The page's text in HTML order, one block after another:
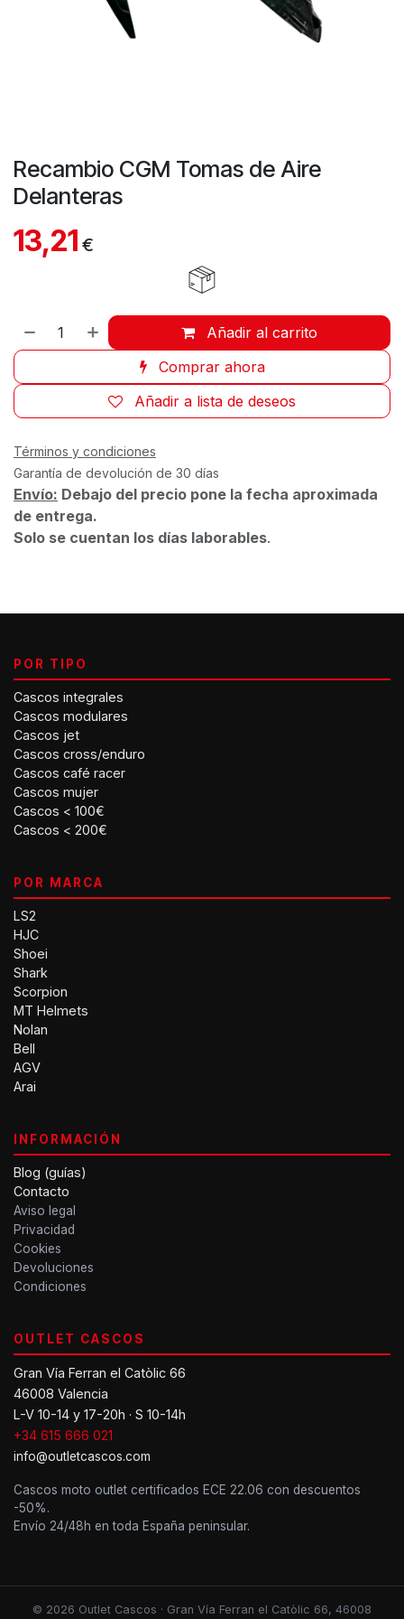
Recambio CGM Tomas de Aire
Delanteras
13,21 €
Añadir al carrito
Comprar ahora
Añadir a lista de deseos
Términos y condiciones
Garantía de devolución de 30 días
Envío: Debajo del precio pone la fecha aproximada
de entrega.
Solo se cuentan los días laborables.
POR TIPO
Cascos integrales
Cascos modulares
Cascos jet
Cascos cross/enduro
Cascos café racer
Cascos mujer
Cascos < 100€
Cascos < 200€
POR MARCA
LS2
HJC
Shoei
Shark
Scorpion
MT Helmets
Nolan
Bell
AGV
Arai
INFORMACIÓN
Blog (guías)
Contacto
Aviso legal
Privacidad
Cookies
Devoluciones
Condiciones
OUTLET CASCOS
Gran Vía Ferran el Catòlic 66
46008 Valencia
L-V 10-14 y 17-20h · S 10-14h
+34 615 666 021
info@outletcascos.com
Cascos moto outlet certificados ECE 22.06 con descuentos
-50%.
Envío 24/48h en toda España peninsular.
© 2026 Outlet Cascos · Gran Vía Ferran el Catòlic 66, 46008